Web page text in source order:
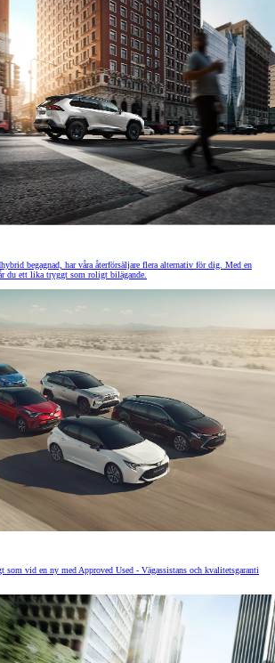
begagnad, har våra återförsäljare flera alternativ för dig. Med en
du ett lika tryggt som roligt bilägande.
som vid en ny med Approved Used - Vägassistans och kvalitetsgaranti